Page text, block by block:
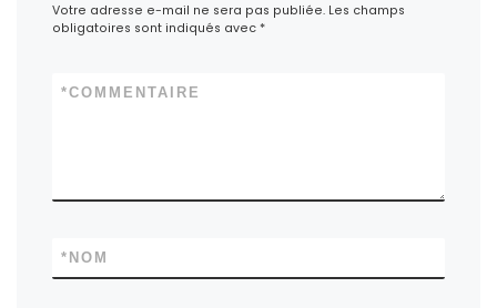
Votre adresse e-mail ne sera pas publiée. Les champs
obligatoires sont indiqués avec*
COMMENTAIRE
*
NOM
*